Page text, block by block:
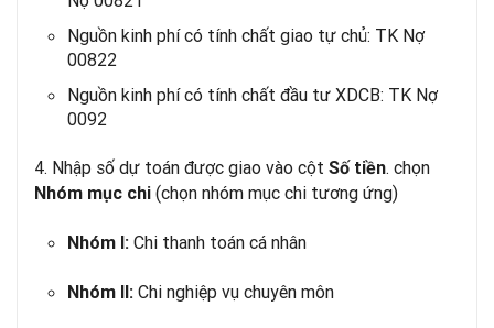
Nguồn kinh phí có tính chất giao tự chủ: TK Nợ
00822
Nguồn kinh phí có tính chất đầu tư XDCB: TK Nợ
0092
4. Nhập số dự toán được giao vào cột Số tiền. chọn
Nhóm mục chi (chọn nhóm mục chi tương ứng)
Nhóm I: Chi thanh toán cá nhân
Nhóm II: Chi nghiệp vụ chuyên môn